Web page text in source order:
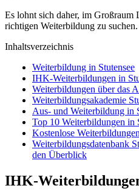
Es lohnt sich daher, im Großraum
richtigen Weiterbildung zu suchen.
Inhaltsverzeichnis
Weiterbildung in Stutensee
IHK-Weiterbildungen in
Weiterbildungen über das
Weiterbildungsakademie
Aus- und Weiterbildung in
Top 10 Weiterbildungen in
Kostenlose
Weiterbildungsdatenbank
den Überblick
IHK-